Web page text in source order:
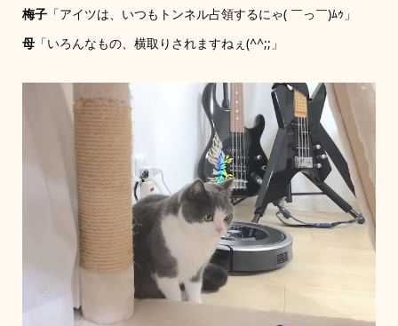
梅子「アイツは、いつもトンネル占領するにゃ( ￣っ￣)ﾑｩ」
母「いろんなもの、横取りされますねぇ(^^;;」